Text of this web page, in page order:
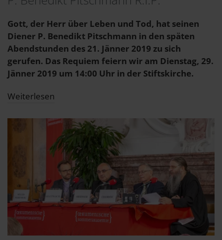
Gott, der Herr über Leben und Tod, hat seinen
Diener P. Benedikt Pitschmann in den späten
Abendstunden des 21. Jänner 2019 zu sich
gerufen. Das Requiem feiern wir am Dienstag, 29.
Jänner 2019 um 14:00 Uhr in der Stiftskirche.
Weiterlesen